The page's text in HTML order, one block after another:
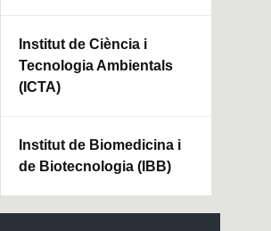
Institut de Ciència i
Tecnologia Ambientals
(ICTA)
Institut de Biomedicina i
de Biotecnologia (IBB)